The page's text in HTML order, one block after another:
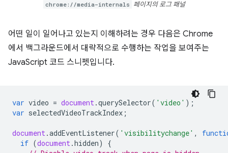
chrome://media-internals 페이지의 로그 패널
어떤 일이 일어나고 있는지 이해하려는 경우 다음은 Chrome
에서 백그라운드에서 대략적으로 수행하는 작업을 보여주는
JavaScript 코드 스니펫입니다.
var video = document.querySelector( 'video' );
var selectedVideoTrackIndex ;
document.addEventListener( 'visibilitychange' ,
if (document.hidden)
{